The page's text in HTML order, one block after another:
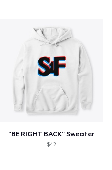
"BE RIGHT BACK" Sweater
$42